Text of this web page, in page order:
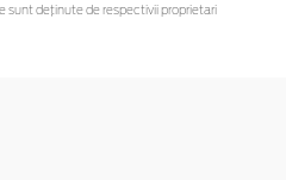
sunt deținute de respectivii proprietari